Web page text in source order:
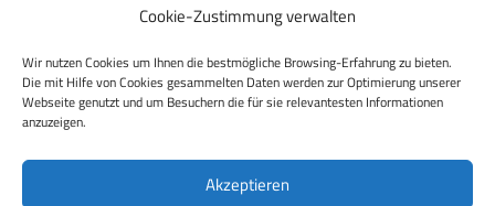
Cookie-Zustimmung verwalten
Wir nutzen Cookies um Ihnen die bestmögliche Browsing-Erfahrung zu bieten.
Die mit Hilfe von Cookies gesammelten Daten werden zur Optimierung unserer
Webseite genutzt und um Besuchern die für sie relevantesten Informationen
anzuzeigen.
Akzeptieren
Beitragsnavigation
Vorheriger Beitrag
entgegentreten – Workshop mit Jugendlichen